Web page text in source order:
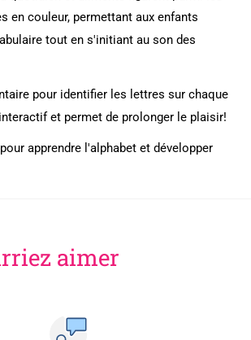
en couleur, permettant aux enfants
tout en s'initiant au son des
pour identifier les lettres sur chaque
et permet de prolonger le plaisir!
apprendre l'alphabet et développer
aimer